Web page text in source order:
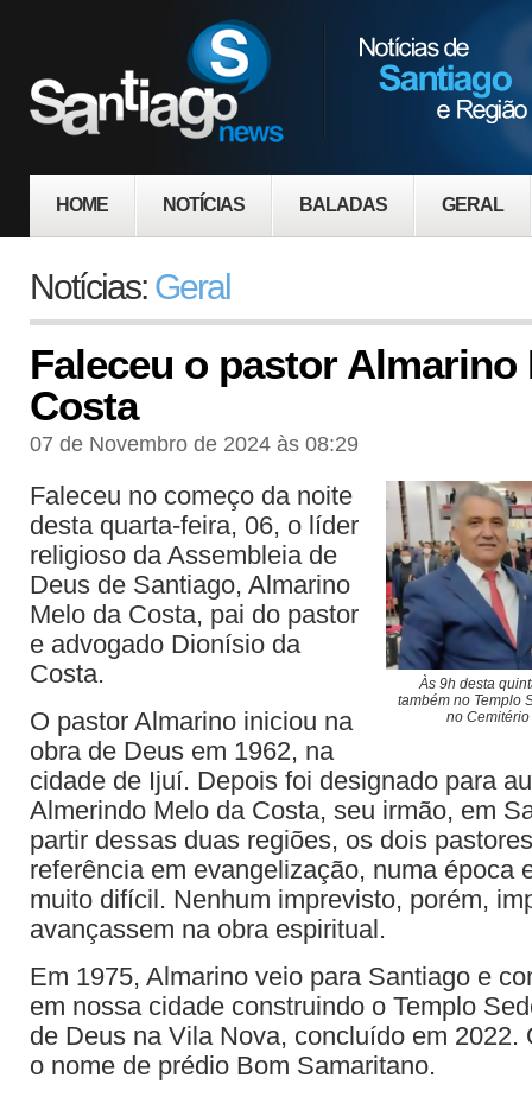
HOME NOTÍCIAS BALADAS GERAL
Notícias: Geral
Faleceu o pastor Almarino
Costa
07 de Novembro de 2024 às 08:29
Às 9h desta
também no Templo
no
Faleceu no começo da noite
desta quarta-feira, 06, o líder
religioso da Assembleia de
Deus de Santiago, Almarino
Melo da Costa, pai do pastor
e advogado Dionísio da
Costa.
O pastor Almarino iniciou na
obra de Deus em 1962, na
cidade de Ijuí. Depois foi designado para
Almerindo Melo da Costa, seu irmão, em
partir dessas duas regiões, os dois
referência em evangelização, numa época
muito difícil. Nenhum imprevisto, porém,
avançassem na obra espiritual.
Em 1975, Almarino veio para Santiago e
em nossa cidade construindo o Templo
de Deus na Vila Nova, concluído em 2022.
o nome de prédio Bom Samaritano.